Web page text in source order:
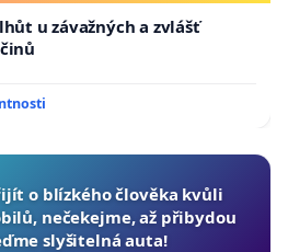
u závažných a zvlášť
o blízkého člověka kvůli
nečekejme, až přibydou
slyšitelná auta!